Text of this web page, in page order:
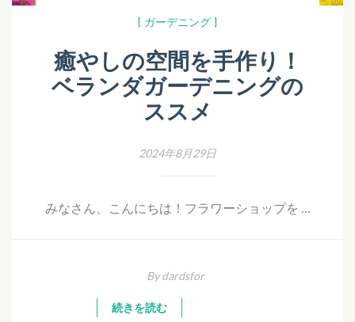
[ ガーデニング ]
癒やしの空間を手作り！
ベランダガーデニングの
ススメ
2024年8月29日
みなさん、こんにちは！フラワーショップを …
By dardsfor
続きを読む